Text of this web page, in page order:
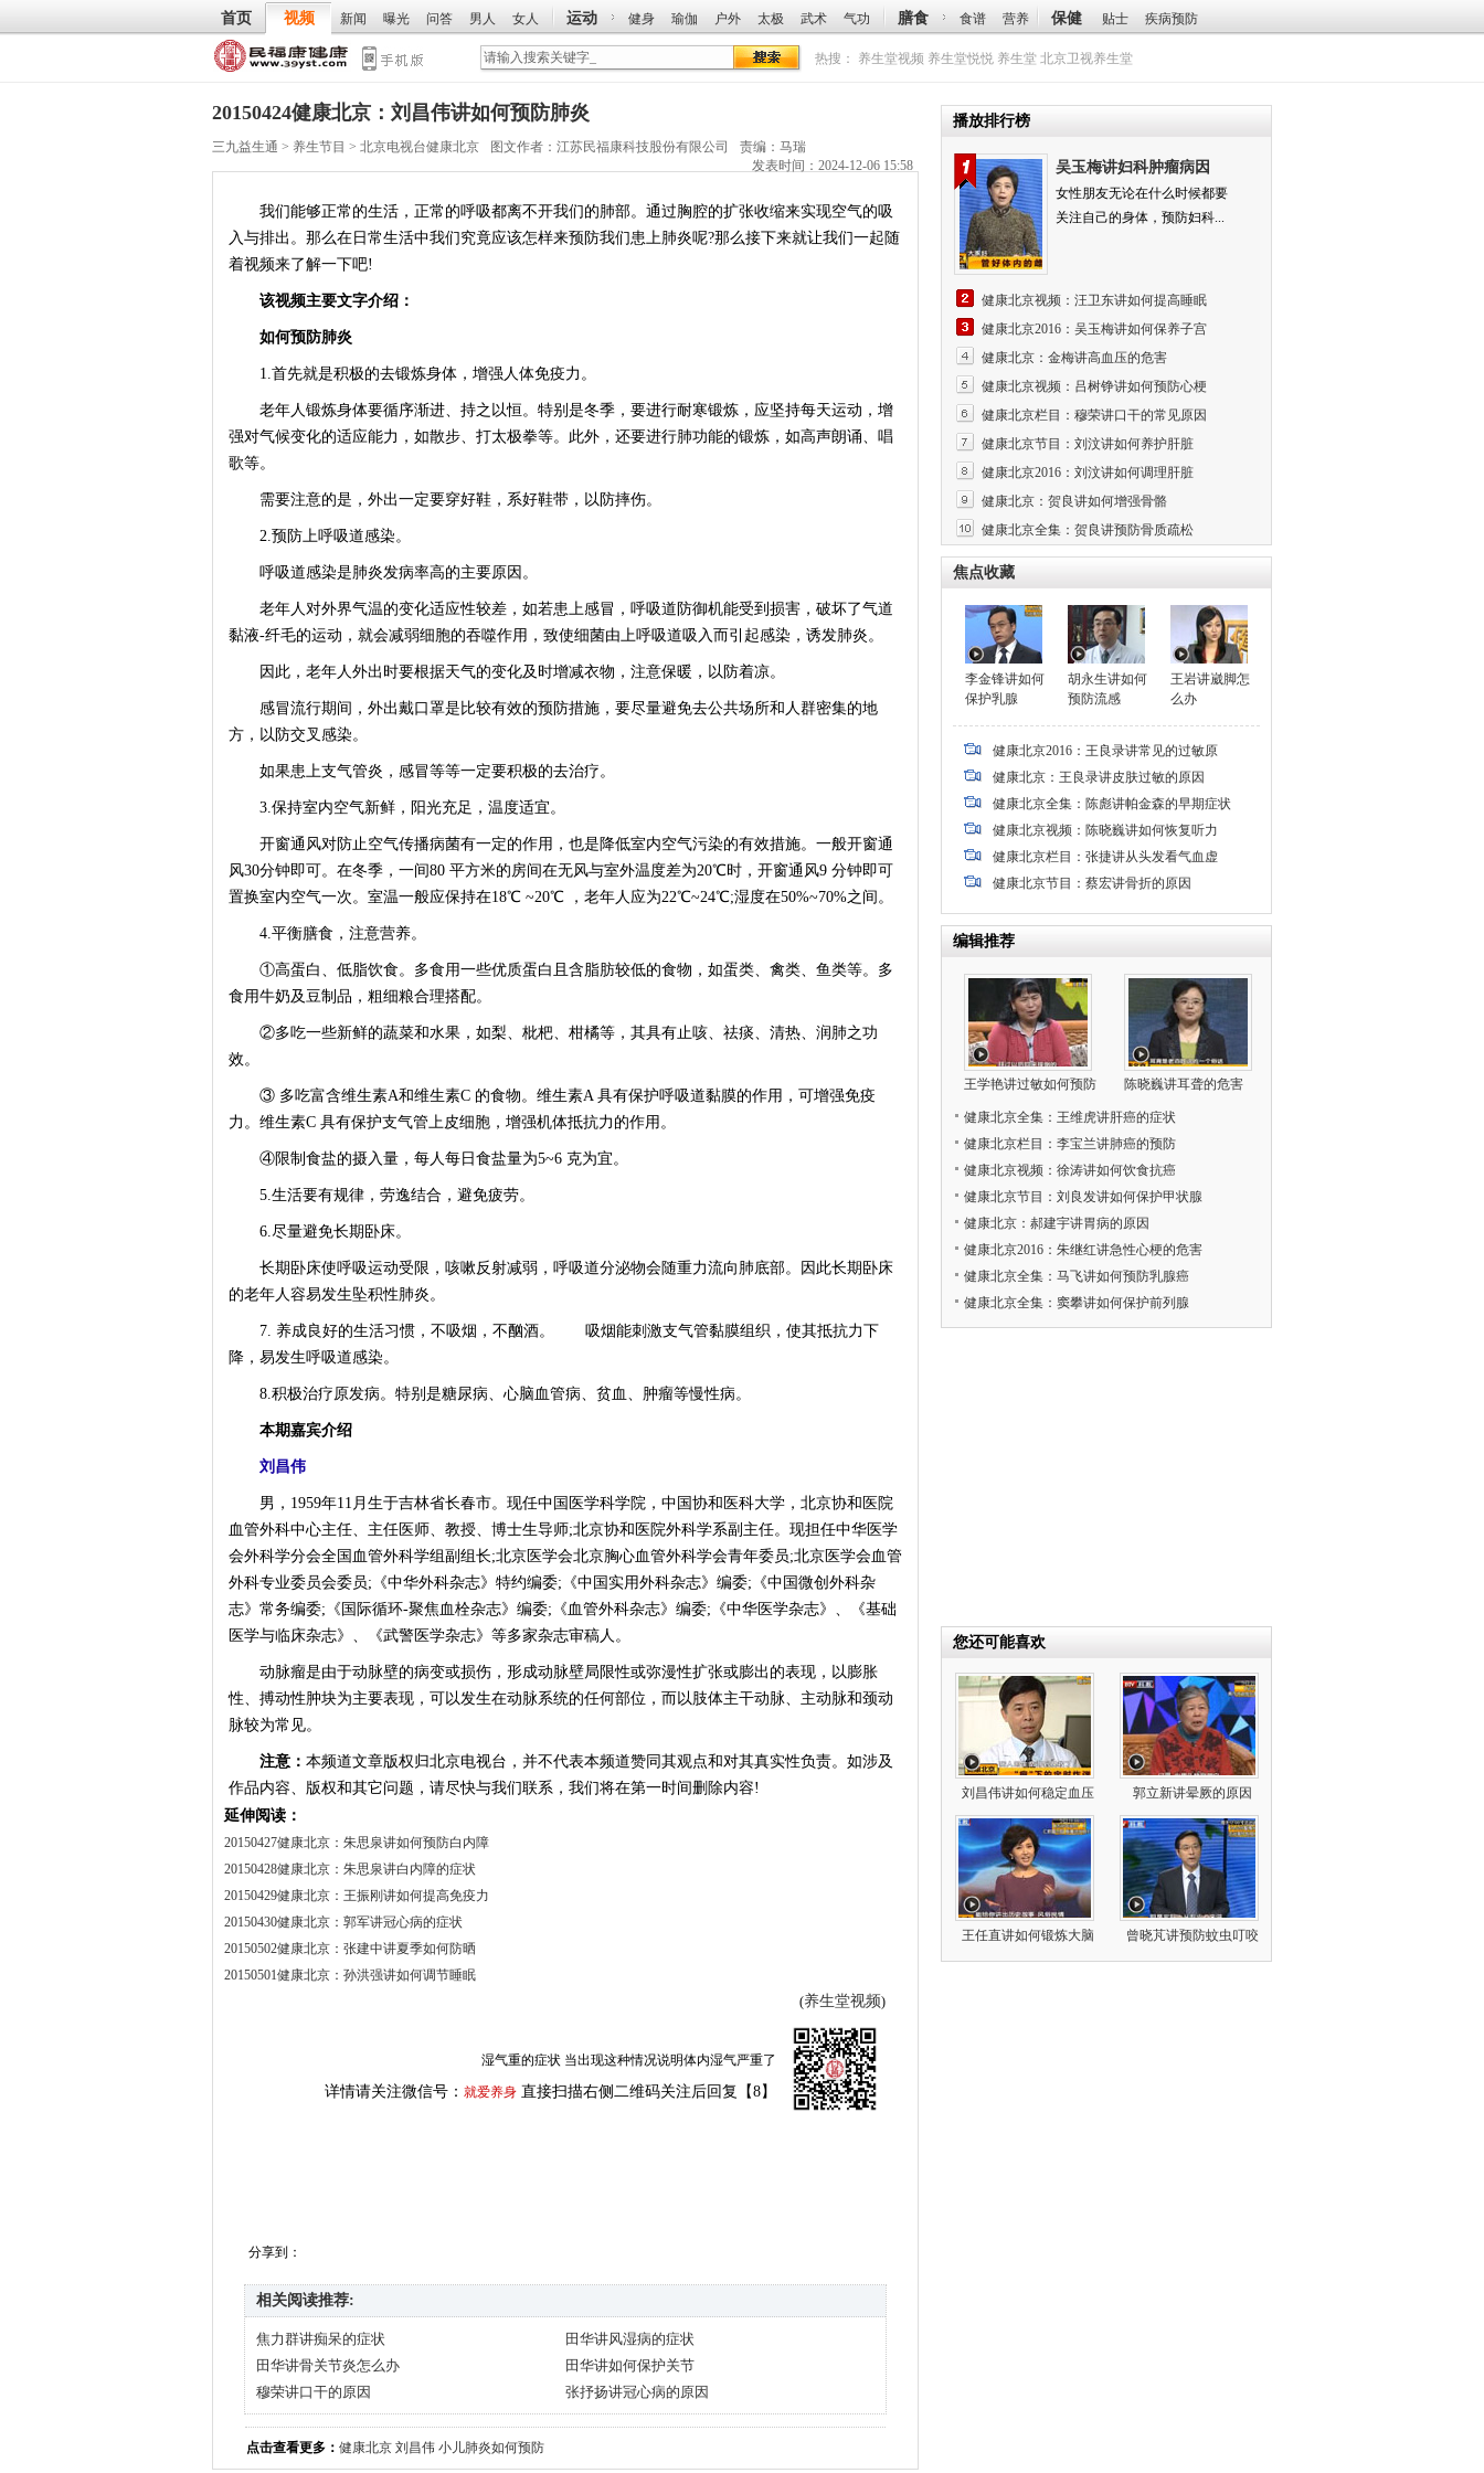
首页 视频 新闻 曝光 问答 男人 女人 运动 健身 瑜伽 户外 太极 武术 气功 膳食 食谱 营养 保健 贴士 疾病预防
热搜： 养生堂视频 养生堂悦悦 养生堂 北京卫视养生堂
20150424健康北京：刘昌伟讲如何预防肺炎
三九益生通 > 养生节目 > 北京电视台健康北京 图文作者： 江苏民福康科技股份有限公司
责编：马瑞
发表时间：2024-12-06 15:58
我们能够正常的生活，正常的呼吸都离不开我们的肺部。通过胸腔的扩张收缩来实现空气的吸
入与排出。那么在日常生活中我们究竟应该怎样来预防我们患上肺炎呢?那么接下来就让我们一起随
着视频来了解一下吧!
该视频主要文字介绍：
如何预防肺炎
1.首先就是积极的去锻炼身体，增强人体免疫力。
老年人锻炼身体要循序渐进、持之以恒。特别是冬季，要进行耐寒锻炼，应坚持每天运动，增
强对气候变化的适应能力，如散步、打太极拳等。此外，还要进行肺功能的锻炼，如高声朗诵、唱
歌等。
需要注意的是，外出一定要穿好鞋，系好鞋带，以防摔伤。
2.预防上呼吸道感染。
呼吸道感染是肺炎发病率高的主要原因。
老年人对外界气温的变化适应性较差，如若患上感冒，呼吸道防御机能受到损害，破坏了气道
黏液-纤毛的运动，就会减弱细胞的吞噬作用，致使细菌由上呼吸道吸入而引起感染，诱发肺炎。
因此，老年人外出时要根据天气的变化及时增减衣物，注意保暖，以防着凉。
感冒流行期间，外出戴口罩是比较有效的预防措施，要尽量避免去公共场所和人群密集的地
方，以防交叉感染。
如果患上支气管炎，感冒等等一定要积极的去治疗。
3.保持室内空气新鲜，阳光充足，温度适宜。
开窗通风对防止空气传播病菌有一定的作用，也是降低室内空气污染的有效措施。一般开窗通
风30分钟即可。在冬季，一间80 平方米的房间在无风与室外温度差为20℃时，开窗通风9 分钟即可
置换室内空气一次。室温一般应保持在18℃ ~20℃ ，老年人应为22℃~24℃;湿度在50%~70%之间。
4.平衡膳食，注意营养。
①高蛋白、低脂饮食。多食用一些优质蛋白且含脂肪较低的食物，如蛋类、禽类、鱼类等。多
食用牛奶及豆制品，粗细粮合理搭配。
②多吃一些新鲜的蔬菜和水果，如梨、枇杷、柑橘等，其具有止咳、祛痰、清热、润肺之功
效。
③ 多吃富含维生素A和维生素C 的食物。维生素A 具有保护呼吸道黏膜的作用，可增强免疫
力。维生素C 具有保护支气管上皮细胞，增强机体抵抗力的作用。
④限制食盐的摄入量，每人每日食盐量为5~6 克为宜。
5.生活要有规律，劳逸结合，避免疲劳。
6.尽量避免长期卧床。
长期卧床使呼吸运动受限，咳嗽反射减弱，呼吸道分泌物会随重力流向肺底部。因此长期卧床
的老年人容易发生坠积性肺炎。
7. 养成良好的生活习惯，不吸烟，不酗酒。 吸烟能刺激支气管黏膜组织，使其抵抗力下
降，易发生呼吸道感染。
8.积极治疗原发病。特别是糖尿病、心脑血管病、贫血、肿瘤等慢性病。
本期嘉宾介绍
刘昌伟
男，1959年11月生于吉林省长春市。现任中国医学科学院，中国协和医科大学，北京协和医院
血管外科中心主任、主任医师、教授、博士生导师;北京协和医院外科学系副主任。现担任中华医学
会外科学分会全国血管外科学组副组长;北京医学会北京胸心血管外科学会青年委员;北京医学会血管
外科专业委员会委员;《中华外科杂志》特约编委;《中国实用外科杂志》编委;《中国微创外科杂
志》常务编委;《国际循环-聚焦血栓杂志》编委;《血管外科杂志》编委;《中华医学杂志》、《基础
医学与临床杂志》、《武警医学杂志》等多家杂志审稿人。
动脉瘤是由于动脉壁的病变或损伤，形成动脉壁局限性或弥漫性扩张或膨出的表现，以膨胀
性、搏动性肿块为主要表现，可以发生在动脉系统的任何部位，而以肢体主干动脉、主动脉和颈动
脉较为常见。
注意： 本频道文章版权归北京电视台，并不代表本频道赞同其观点和对其真实性负责。如涉及
作品内容、版权和其它问题，请尽快与我们联系，我们将在第一时间删除内容!
延伸阅读：
20150427健康北京：朱思泉讲如何预防白内障
20150428健康北京：朱思泉讲白内障的症状
20150429健康北京：王振刚讲如何提高免疫力
20150430健康北京：郭军讲冠心病的症状
20150502健康北京：张建中讲夏季如何防晒
20150501健康北京：孙洪强讲如何调节睡眠
(养生堂视频)
湿气重的症状 当出现这种情况说明体内湿气严重了
详情请关注微信号： 就爱养身 直接扫描右侧二维码关注后回复【8】
分享到：
相关阅读推荐:
焦力群讲痴呆的症状
田华讲风湿病的症状
田华讲骨关节炎怎么办
田华讲如何保护关节
穆荣讲口干的原因
张抒扬讲冠心病的原因
点击查看更多： 健康北京 刘昌伟 小儿肺炎如何预防
播放排行榜
吴玉梅讲妇科肿瘤病因
女性朋友无论在什么时候都要
关注自己的身体，预防妇科...
健康北京视频：汪卫东讲如何提高睡眠
健康北京2016：吴玉梅讲如何保养子宫
健康北京：金梅讲高血压的危害
健康北京视频：吕树铮讲如何预防心梗
健康北京栏目：穆荣讲口干的常见原因
健康北京节目：刘汶讲如何养护肝脏
健康北京2016：刘汶讲如何调理肝脏
健康北京：贺良讲如何增强骨骼
健康北京全集：贺良讲预防骨质疏松
焦点收藏
李金锋讲如何
保护乳腺
胡永生讲如何
预防流感
王岩讲崴脚怎
么办
健康北京2016：王良录讲常见的过敏原
健康北京：王良录讲皮肤过敏的原因
健康北京全集：陈彪讲帕金森的早期症状
健康北京视频：陈晓巍讲如何恢复听力
健康北京栏目：张捷讲从头发看气血虚
健康北京节目：蔡宏讲骨折的原因
编辑推荐
王学艳讲过敏如何预防 陈晓巍讲耳聋的危害
健康北京全集：王维虎讲肝癌的症状
健康北京栏目：李宝兰讲肺癌的预防
健康北京视频：徐涛讲如何饮食抗癌
健康北京节目：刘良发讲如何保护甲状腺
健康北京：郝建宇讲胃病的原因
健康北京2016：朱继红讲急性心梗的危害
健康北京全集：马飞讲如何预防乳腺癌
健康北京全集：窦攀讲如何保护前列腺
您还可能喜欢
刘昌伟讲如何稳定血压 郭立新讲晕厥的原因
王任直讲如何锻炼大脑 曾晓芃讲预防蚊虫叮咬